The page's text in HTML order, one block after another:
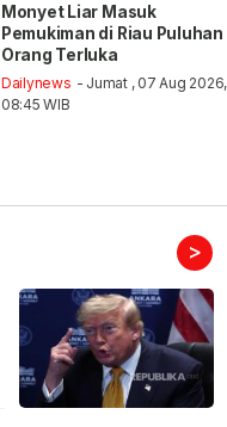
Monyet Liar Masuk
Pemukiman di Riau Puluhan
Orang Terluka
Dailynews - Jumat , 07 Aug 2026,
08:45 WIB
>